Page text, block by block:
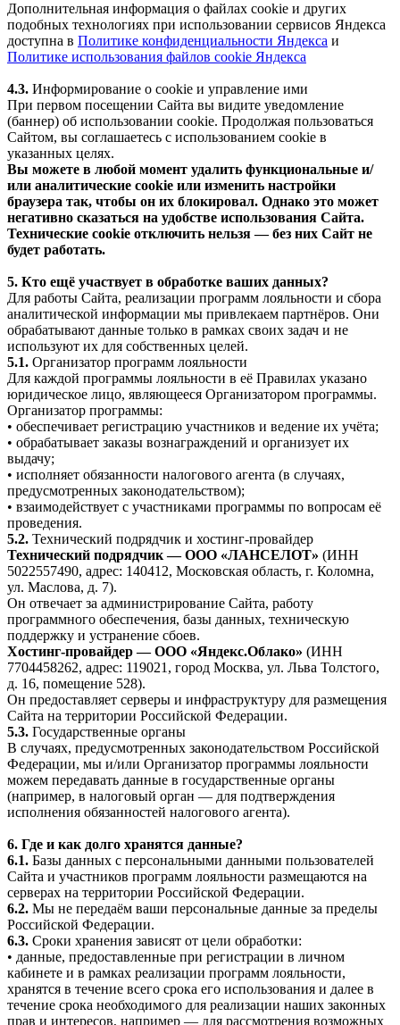
Дополнительная информация о файлах cookie и других
подобных технологиях при использовании сервисов Яндекса
доступна в Политике конфиденциальности Яндекса и
Политике использования файлов cookie Яндекса
4.3. Информирование о cookie и управление ими
При первом посещении Сайта вы видите уведомление
(баннер) об использовании cookie. Продолжая пользоваться
Сайтом, вы соглашаетесь с использованием cookie в
указанных целях.
Вы можете в любой момент удалить функциональные и/
или аналитические cookie или изменить настройки
браузера так, чтобы он их блокировал. Однако это может
негативно сказаться на удобстве использования Сайта.
Технические cookie отключить нельзя — без них Сайт не
будет работать.
5. Кто ещё участвует в обработке ваших данных?
Для работы Сайта, реализации программ лояльности и сбора
аналитической информации мы привлекаем партнёров. Они
обрабатывают данные только в рамках своих задач и не
используют их для собственных целей.
5.1. Организатор программ лояльности
Для каждой программы лояльности в её Правилах указано
юридическое лицо, являющееся Организатором программы.
Организатор программы:
• обеспечивает регистрацию участников и ведение их учёта;
• обрабатывает заказы вознаграждений и организует их
выдачу;
• исполняет обязанности налогового агента (в случаях,
предусмотренных законодательством);
• взаимодействует с участниками программы по вопросам её
проведения.
5.2. Технический подрядчик и хостинг-провайдер
Технический подрядчик — ООО «ЛАНСЕЛОТ» (ИНН
5022557490, адрес: 140412, Московская область, г. Коломна,
ул. Маслова, д. 7).
Он отвечает за администрирование Сайта, работу
программного обеспечения, базы данных, техническую
поддержку и устранение сбоев.
Хостинг-провайдер — ООО «Яндекс.Облако» (ИНН
7704458262, адрес: 119021, город Москва, ул. Льва Толстого,
д. 16, помещение 528).
Он предоставляет серверы и инфраструктуру для размещения
Сайта на территории Российской Федерации.
5.3. Государственные органы
В случаях, предусмотренных законодательством Российской
Федерации, мы и/или Организатор программы лояльности
можем передавать данные в государственные органы
(например, в налоговый орган — для подтверждения
исполнения обязанностей налогового агента).
6. Где и как долго хранятся данные?
6.1. Базы данных с персональными данными пользователей
Сайта и участников программ лояльности размещаются на
серверах на территории Российской Федерации.
6.2. Мы не передаём ваши персональные данные за пределы
Российской Федерации.
6.3. Сроки хранения зависят от цели обработки:
• данные, предоставленные при регистрации в личном
кабинете и в рамках реализации программ лояльности,
хранятся в течение всего срока его использования и далее в
течение срока необходимого для реализации наших законных
прав и интересов, например — для рассмотрения возможных